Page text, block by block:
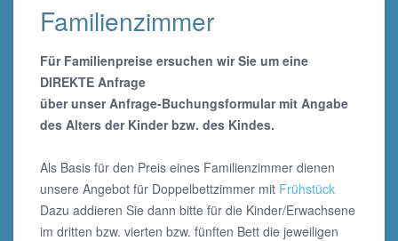
Familienzimmer
Für Familienpreise ersuchen wir Sie um eine
DIREKTE Anfrage
über unser Anfrage-Buchungsformular mit Angabe
des Alters der Kinder bzw. des Kindes.
Als Basis für den Preis eines Familienzimmer dienen
unsere Angebot für Doppelbettzimmer mit Frühstück
Dazu addieren Sie dann bitte für die Kinder/Erwachsene
im dritten bzw. vierten bzw. fünften Bett die jeweiligen